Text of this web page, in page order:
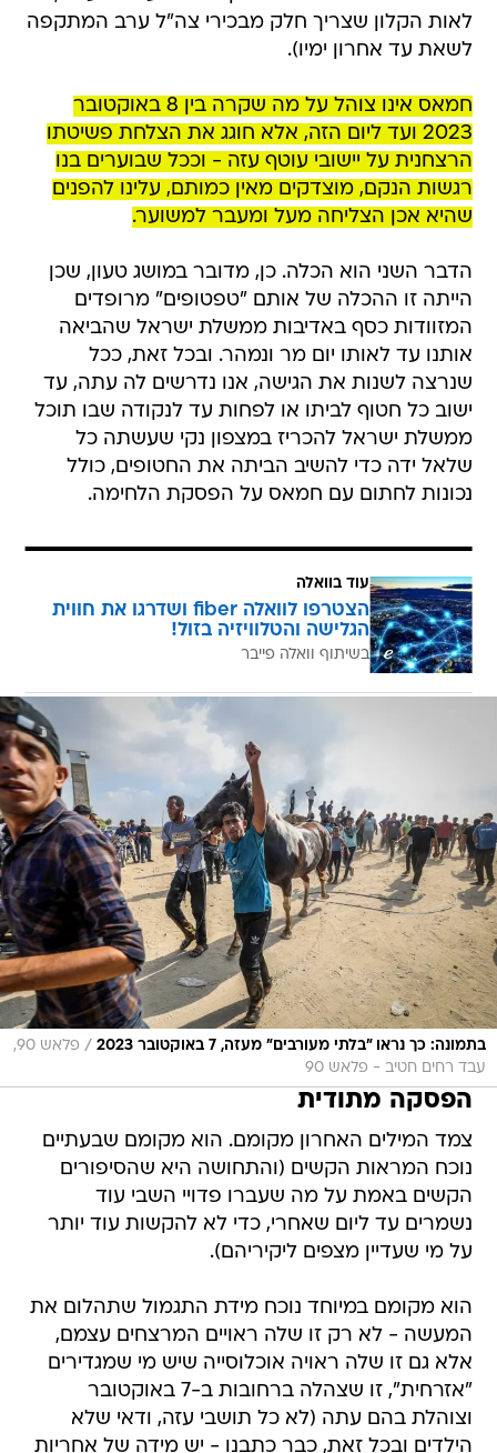
לאות הקלון שצריך חלק מבכירי צה"ל ערב המתקפה
לשאת עד אחרון ימיו).
חמאס אינו צוהל על מה שקרה בין 8 באוקטובר
2023 ועד ליום הזה, אלא חוגג את הצלחת פשיטתו
הרצחנית על יישובי עוטף עזה - וככל שבוערים בנו
רגשות הנקם, מוצדקים מאין כמותם, עלינו להפנים
שהיא אכן הצליחה מעל ומעבר למשוער.
הדבר השני הוא הכלה. כן, מדובר במושג טעון, שכן
הייתה זו ההכלה של אותם "טפטופים" מרופדים
המזוודות כסף באדיבות ממשלת ישראל שהביאה
אותנו עד לאותו יום מר ונמהר. ובכל זאת, ככל
שנרצה לשנות את הגישה, אנו נדרשים לה עתה, עד
ישוב כל חטוף לביתו או לפחות עד לנקודה שבו תוכל
ממשלת ישראל להכריז במצפון נקי שעשתה כל
שלאל ידה כדי להשיב הביתה את החטופים, כולל
נכונות לחתום עם חמאס על הפסקת הלחימה.
עוד בוואלה
הצטרפו לוואלה fiber ושדרגו את חווית
הגלישה והטלוויזיה בזול!
בשיתוף וואלה פייבר
בתמונה: כך נראו "בלתי מעורבים" מעזה, 7 באוקטובר 2023 /
פלאש 90,
עבד רחים חטיב - פלאש 90
הפסקה מתודית
צמד המילים האחרון מקומם. הוא מקומם שבעתיים
נוכח המראות הקשים (והתחושה היא שהסיפורים
הקשים באמת על מה שעברו פדויי השבי עוד
נשמרים עד ליום שאחרי, כדי לא להקשות עוד יותר
על מי שעדיין מצפים ליקיריהם).
הוא מקומם במיוחד נוכח מידת התגמול שתהלום את
המעשה - לא רק זו שלה ראויים המרצחים עצמם,
אלא גם זו שלה ראויה אוכלוסייה שיש מי שמגדירים
"אזרחית", זו שצהלה ברחובות ב-7 באוקטובר
וצוהלת בהם עתה (לא כל תושבי עזה, ודאי שלא
הילדים ובכל זאת, כבר כתבנו - יש מידה של אחריות